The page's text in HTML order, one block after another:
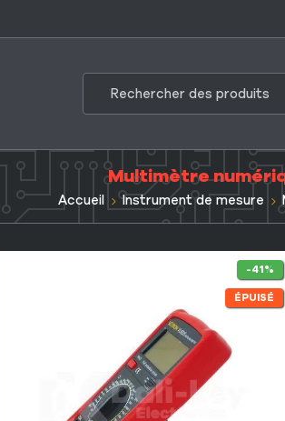
Multimètre
Accueil Instrument de mesure
-41%
ÉPUISÉ